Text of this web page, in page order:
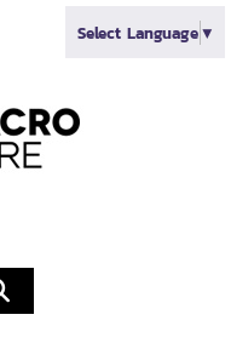
Select Language▼